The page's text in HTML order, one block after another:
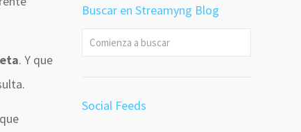
. Y que
Buscar en Streamyng Blog
Social Feeds